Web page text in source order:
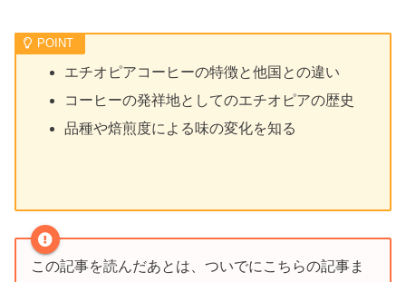
エチオピアコーヒーの特徴と他国との違い
コーヒーの発祥地としてのエチオピアの歴史
品種や焙煎度による味の変化を知る
この記事を読んだあとは、ついでにこちらの記事ま